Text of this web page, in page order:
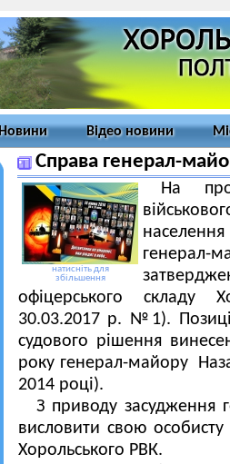
Новини Відео новини
Справа генерал-
натисніть для
збільшення
На
офіцерського складу
30.03.2017 р. №1).
судового рішення
року генерал-майору
2014 році).
З приводу засудження
висловити свою
Хорольського РВК.